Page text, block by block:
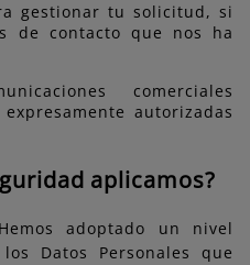
gestionar tu solicitud, si
de contacto que nos ha
comerciales
autorizadas
aplicamos?
adoptado un nivel
Datos Personales que